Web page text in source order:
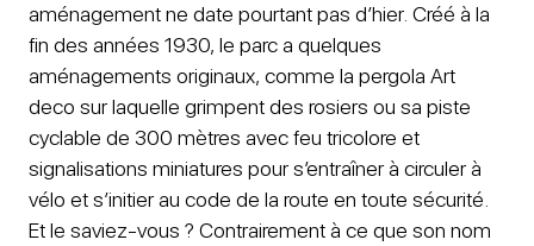
aménagement ne date pourtant pas d’hier. Créé à la
fin des années 1930, le parc a quelques
aménagements originaux, comme la pergola Art
deco sur laquelle grimpent des rosiers ou sa piste
cyclable de 300 mètres avec feu tricolore et
signalisations miniatures pour s’entraîner à circuler à
vélo et s’initier au code de la route en toute sécurité.
Et le saviez-vous ? Contrairement à ce que son nom